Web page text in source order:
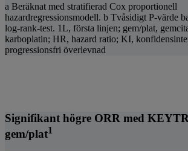
a Beräknat med stratifierad Cox proportionell
hazardregressionsmodell. b Tvåsidigt P-värde
log-rank-test. 1L, första linjen; gem/plat,
karboplatin; HR, hazard ratio; KI,
progressionsfri överlevnad
Signifikant högre ORR med
gem/plat1